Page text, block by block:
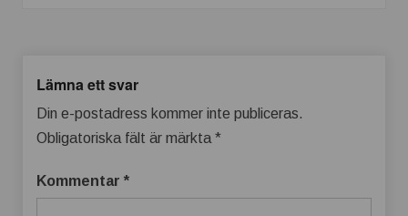
Lämna ett svar
Din e-postadress kommer inte publiceras.
Obligatoriska fält är märkta *
Kommentar *